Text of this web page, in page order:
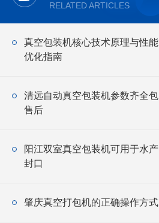
RELATED ARTICLES
真空包装机核心技术原理与性能
优化指南
清远自动真空包装机参数齐全包
售后
阳江双室真空包装机可用于水产
封口
肇庆真空打包机的正确操作方式